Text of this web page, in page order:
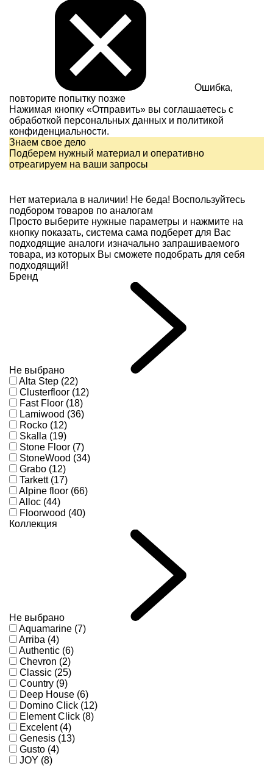
Ошибка,
повторите попытку позже
Нажимая кнопку «Отправить» вы соглашаетесь с
обработкой персональных данных и политикой
конфиденциальности.
Знаем свое дело
Подберем нужный материал и оперативно
отреагируем на ваши запросы
Нет материала в наличии! Не беда! Воспользуйтесь
подбором товаров по аналогам
Просто выберите нужные параметры и нажмите на
кнопку показать, система сама подберет для Вас
подходящие аналоги изначально запрашиваемого
товара, из которых Вы сможете подобрать для себя
подходящий!
Бренд
Не выбрано
Alta Step (22)
Clusterfloor (12)
Fast Floor (18)
Lamiwood (36)
Rocko (12)
Skalla (19)
Stone Floor (7)
StoneWood (34)
Grabo (12)
Tarkett (17)
Alpine floor (66)
Alloc (44)
Floorwood (40)
Коллекция
Не выбрано
Aquamarine (7)
Arriba (4)
Authentic (6)
Chevron (2)
Classic (25)
Country (9)
Deep House (6)
Domino Click (12)
Element Click (8)
Excelent (4)
Genesis (13)
Gusto (4)
JOY (8)